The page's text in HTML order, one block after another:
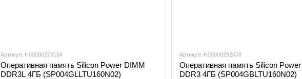
Артикул: H00000275164
Оперативная память Silicon Power DIMM
DDR3L 4ГБ (SP004GLLTU160N02)
Артикул: H00000292678
Оперативная память Silicon
DDR3 4ГБ (SP004GBLTU160N02)